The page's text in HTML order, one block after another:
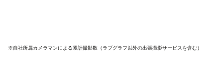
※自社所属カメラマンによる累計撮影数（ラブグラフ以外の出張撮影サービスを含む）